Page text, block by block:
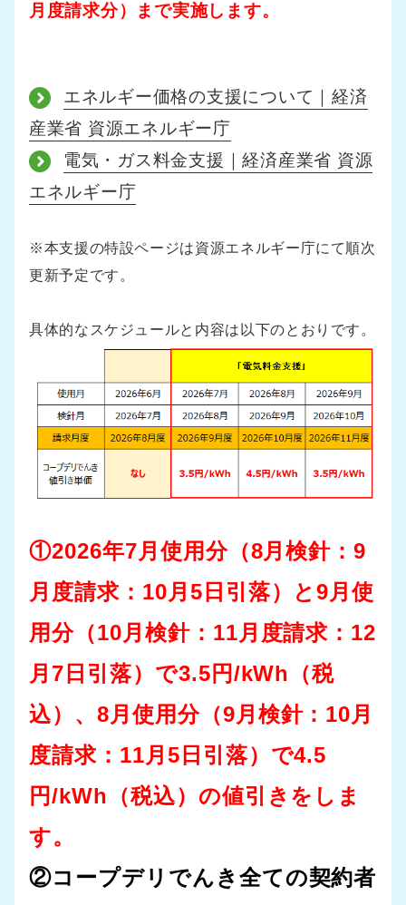
月度請求分）まで実施します。
エネルギー価格の支援について｜経済
産業省 資源エネルギー庁
電気・ガス料金支援｜経済産業省 資源
エネルギー庁
※本支援の特設ページは資源エネルギー庁にて順次
更新予定です。
具体的なスケジュールと内容は以下のとおりです。
①2026年7月使用分（8月検針：9
月度請求：10月5日引落）と9月使
用分（10月検針：11月度請求：12
月7日引落）で3.5円/kWh（税
込）、8月使用分（9月検針：10月
度請求：11月5日引落）で4.5
円/kWh（税込）の値引きをしま
す。
②コープデリでんき全ての契約者